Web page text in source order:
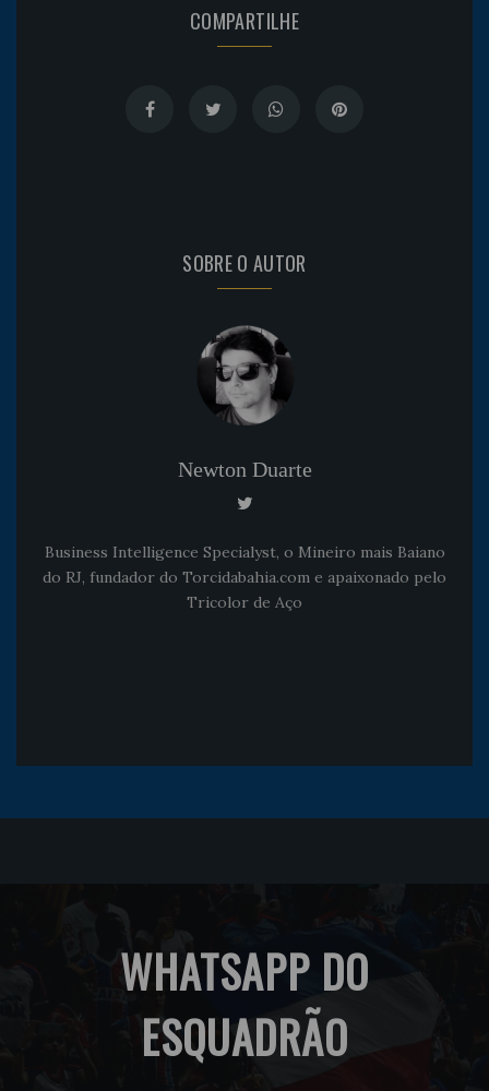
COMPARTILHE
SOBRE O AUTOR
Newton Duarte
Business Intelligence Specialyst, o Mineiro mais Baiano
do RJ, fundador do Torcidabahia.com e apaixonado pelo
Tricolor de Aço
WHATSAPP DO
ESQUADRÃO